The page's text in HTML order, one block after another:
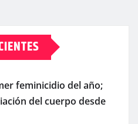
feminicidio del año;
del cuerpo desde